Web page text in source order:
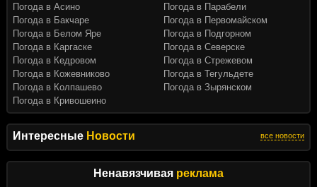
Интересные Новости все новости
Ненавязчивая реклама
Погода в Асино
Погода в Бакчаре
Погода в Белом Яре
Погода в Каргаске
Погода в Кедровом
Погода в Кожевниково
Погода в Колпашево
Погода в Кривошеино
Погода в Парабели
Погода в Первомайском
Погода в Подгорном
Погода в Северске
Погода в Стрежевом
Погода в Тегульдете
Погода в Зырянском